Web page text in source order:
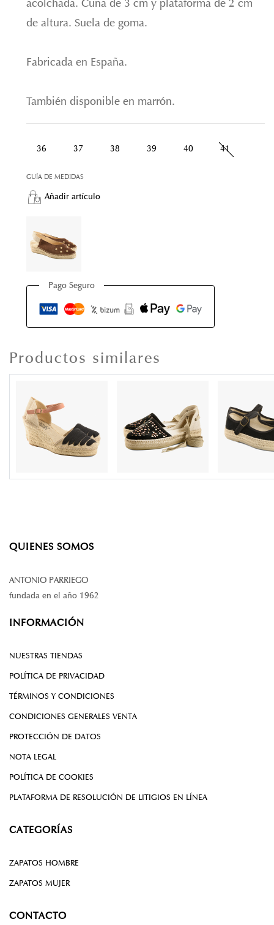
acolchada. Cuña de 3 cm y plataforma de 2 cm
de altura. Suela de goma.
Fabricada en España.
También disponible en marrón.
36 37 38 39 40 41
GUÍA DE MEDIDAS
Añadir artículo
Pago Seguro
Productos similares
QUIENES SOMOS
ANTONIO PARRIEGO
fundada en el año 1962
INFORMACIÓN
NUESTRAS TIENDAS
POLÍTICA DE PRIVACIDAD
TÉRMINOS Y CONDICIONES
CONDICIONES GENERALES VENTA
PROTECCIÓN DE DATOS
NOTA LEGAL
POLÍTICA DE COOKIES
PLATAFORMA DE RESOLUCIÓN DE LITIGIOS EN LÍNEA
CATEGORÍAS
ZAPATOS HOMBRE
ZAPATOS MUJER
CONTACTO